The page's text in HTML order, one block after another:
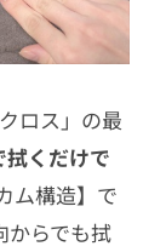
ロス」の最
拭くだけで
ム構造】で
からでも拭